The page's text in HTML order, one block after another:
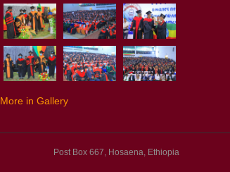
More in Gallery
Post Box 667, Hosaena, Ethiopia